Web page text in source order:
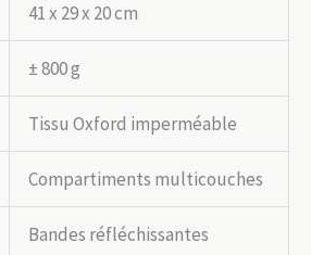
41 x 29 x 20 cm
± 800 g
Tissu Oxford imperméable
Compartiments multicouches
Bandes réfléchissantes